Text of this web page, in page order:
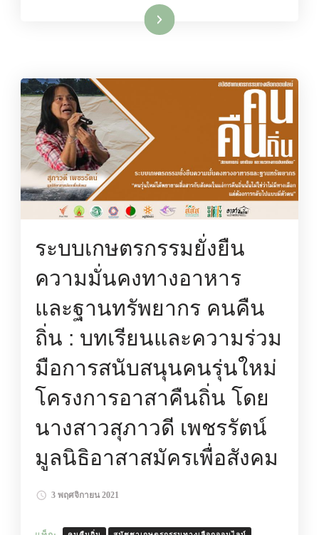
อ่านเพิ่มเติม
ระบบเกษตรกรรมยั่งยืน
ความมั่นคงทางอาหาร
และฐานทรัพยากร คนคืน
ถิ่น : บทเรียนและความร่วม
มือการสนับสนุนคนรุ่นใหม่
โครงการอาสาคืนถิ่น โดย
นางสาวสุภาวดี เพชรรัตน์
มูลนิธิอาสาสมัครเพื่อสังคม
3 พฤศจิกายน 2021